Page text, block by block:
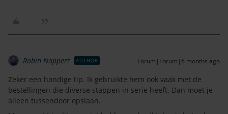
Robin Noppert AUTHOR Forum|Forum|6 months ago
Zeker een handige tip. Ik gebruikte hem ook vaak met de
bestellingen die diverse stappen in serie heeft. Dan moet je
alleen tussendoor opslaan.